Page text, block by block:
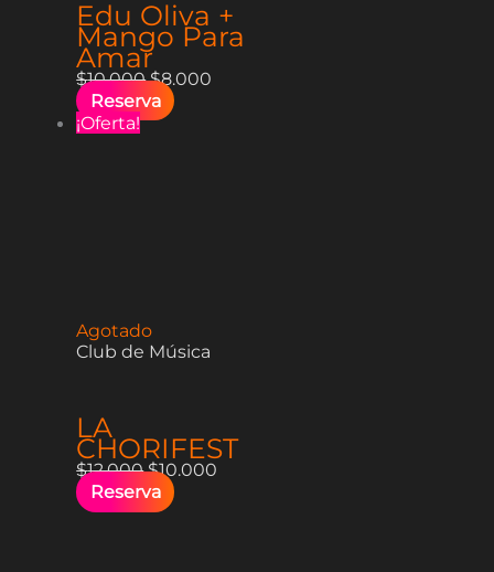
Edu Oliva +
Mango Para
Amar
$10.000 $8.000
Reserva
¡Oferta!
Agotado
Club de Música
LA
CHORIFEST
$12.000 $10.000
Reserva